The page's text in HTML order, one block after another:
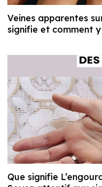
Veines apparentes
signifie et comment
Que signifie